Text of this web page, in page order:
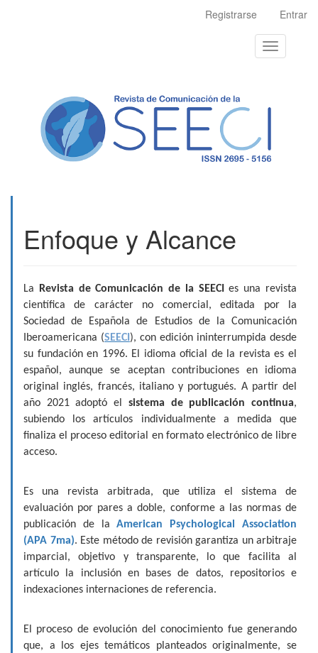
Registrarse Entrar
Toggle
navigation
Enfoque y Alcance
La Revista de Comunicación de la SEECI
es una revista
científica de carácter no comercial, editada por la
Sociedad de Española de Estudios de la Comunicación
Iberoamericana (SEECI ), con edición ininterrumpida desde
su fundación en 1996. El idioma oficial de la revista es el
español, aunque se aceptan contribuciones en idioma
original inglés, francés, italiano y portugués. A partir del
año 2021 adoptó el sistema de publicación continua,
subiendo los artículos individualmente a medida que
finaliza el proceso editorial en formato electrónico de libre
acceso.
Es una revista arbitrada, que utiliza el sistema de
evaluación por pares a doble, conforme a las normas de
publicación de laAmerican Psychological Association
(APA 7ma). Este método de revisión garantiza un arbitraje
imparcial, objetivo y transparente, lo que facilita al
artículo la inclusión en bases de datos, repositorios e
indexaciones internaciones de referencia.
El proceso de evolución del conocimiento fue generando
que, a los ejes temáticos planteados originalmente, se